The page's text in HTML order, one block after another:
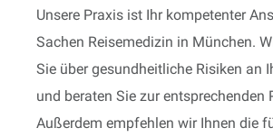
Unsere Praxis ist Ihr kompetenter
Sachen Reisemedizin in München.
Sie über gesundheitliche Risiken an
und beraten Sie zur entsprechenden
Außerdem empfehlen wir Ihnen die